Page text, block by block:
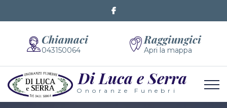
Chiamaci
043150064
Raggiungici
Apri la mappa
Di Luca e Serra
Onoranze Funebri